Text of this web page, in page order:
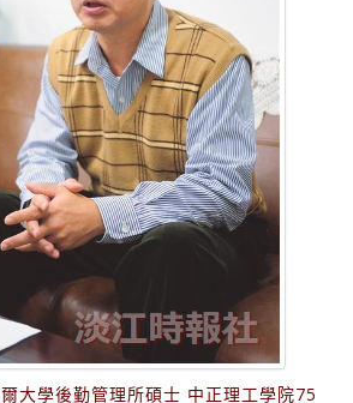
大學後勤管理所碩士 中正理工學院75